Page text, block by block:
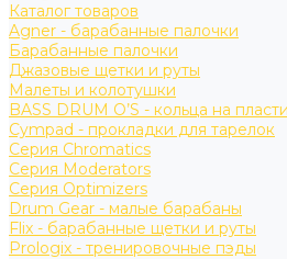
Каталог товаров
Agner - барабанные палочки
Барабанные палочки
Джазовые щетки и руты
Малеты и колотушки
BASS DRUM O’S - кольца на
Cympad - прокладки для тарелок
Серия Chromatics
Серия Moderators
Серия Optimizers
Drum Gear - малые барабаны
Flix - барабанные щетки и руты
Prologix - тренировочные пэды